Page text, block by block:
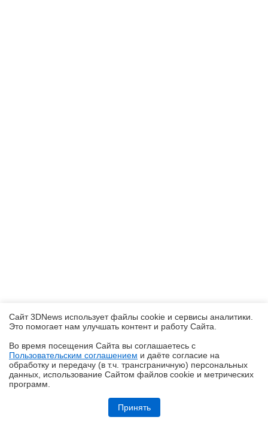
Обзор складного смартфона HONOR Magic V6: избавление от
Сайт 3DNews использует файлы cookie и сервисы аналитики.
Это помогает нам улучшать контент и работу Cайта.
Во время посещения Cайта вы соглашаетесь с
Пользовательским соглашением и даёте согласие на
обработку и передачу (в т.ч. трансграничную) персональных
данных, использование Cайтом файлов cookie и метрических
программ.
Принять